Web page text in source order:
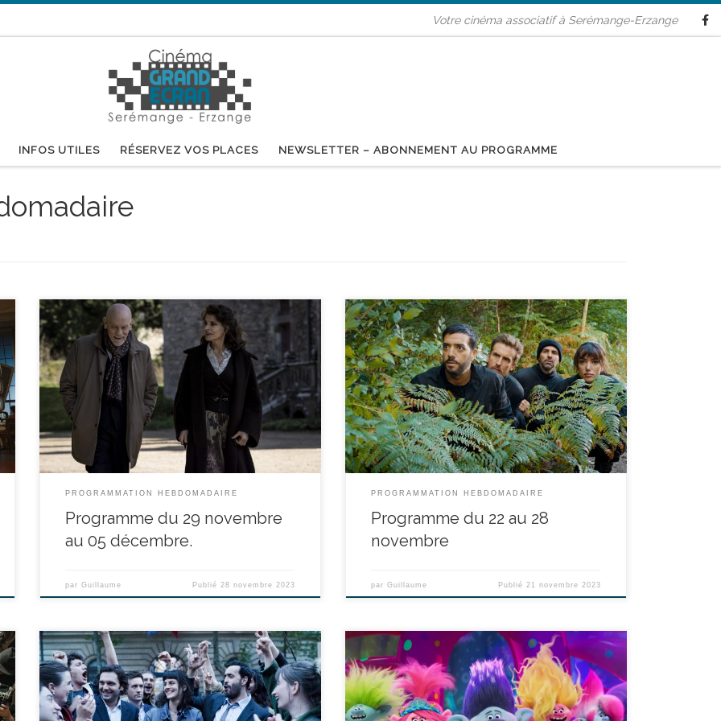
Votre cinéma associatif à Serémange-Erzange
INFOS UTILES RÉSERVEZ VOS PLACES NEWSLETTER – ABONNEMENT AU PROGRAMME
réalisé par Gilles Legardinier - avec John Malkovich,
Fanny Ardant, Emilie Dequenne durée : 1h50’ Depuis
qu’il a perdu sa femme, Andrew Blake n’a plus le
coeur à rien. Un ultime élan le pousse à quitter
Londres pour retourner en France, dans la propriété
où il l’avait rencontrée. Ce voyage […]
PROGRAMMATION HEBDOMADAIRE
Programme du 29 novembre
au 05 décembre.
parGuillaume Publié 28 novembre 2023
réalisé par Tarek Boudali - avec Tarek Boudali,
Philippe Lacheau, Julien Arruti durée : 1h27’ Rayane,
policier maladroit, héroïque malgré lui dans 30
JOURS MAX, se trouve cette fois confronté à une
situation des plus rocambolesques. Sa grand-mère a
été kidnappée par un cartel mexicain, et il a 3 jours […]
PROGRAMMATION HEBDOMADAIRE
Programme du 22 au 28
novembre
parGuillaume Publié 21 novembre 2023
réalisé par Eric Toledano, Olivier Nakache - avec Pio
Marmaï, Jonathan Cohen, Noémie Merlant durée :
1h59’ Albert et Bruno sont surendettés et en bout de
course, c’est dans le chemin associatif qu’ils
réalisé par Tim Heitz, Walt Dohrn durée : 1h31’ Après
deux films à se tourner autour pour finalement tomber
dans les bras l’un de l’autre, Poppy et Branch sont